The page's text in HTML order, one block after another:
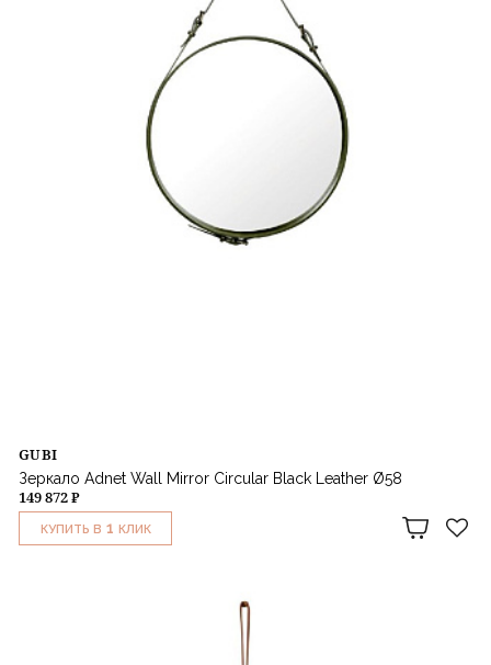
GUBI
Зеркало Adnet Wall Mirror Circular Black Leather Ø58
149 872 ₽
КУПИТЬ В 1 КЛИК